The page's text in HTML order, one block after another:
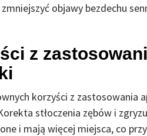
objawy bezdechu
z
korzyści z
stłoczenia zębów i
i mają więcej miejsca, co